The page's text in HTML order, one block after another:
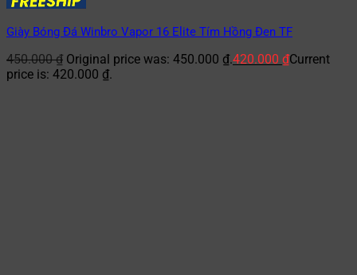
Giày Bóng Đá Winbro Vapor 16 Elite Tím Hồng Đen TF
450.000₫ Original price was: 450.000 ₫.420.000 ₫Current
price is: 420.000 ₫.